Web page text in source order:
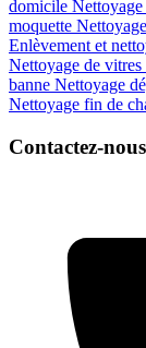
domicile
moquette
Enlèvement et
Nettoyage de vitres
banne Nettoyage
Nettoyage fin de
Contactez-nous